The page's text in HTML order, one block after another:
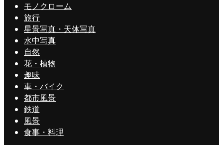
モノクローム
旅行
星景写真・天体写真
水中写真
自然
花・植物
趣味
車・バイク
都市風景
鉄道
風景
食事・料理